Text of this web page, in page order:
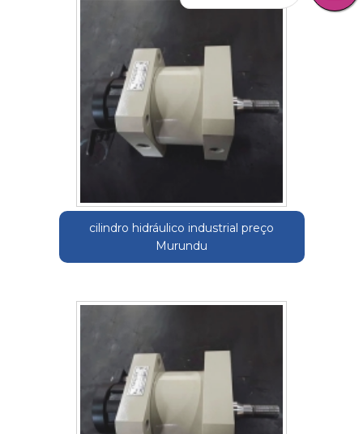
cilindro hidráulico industrial preço
Murundu